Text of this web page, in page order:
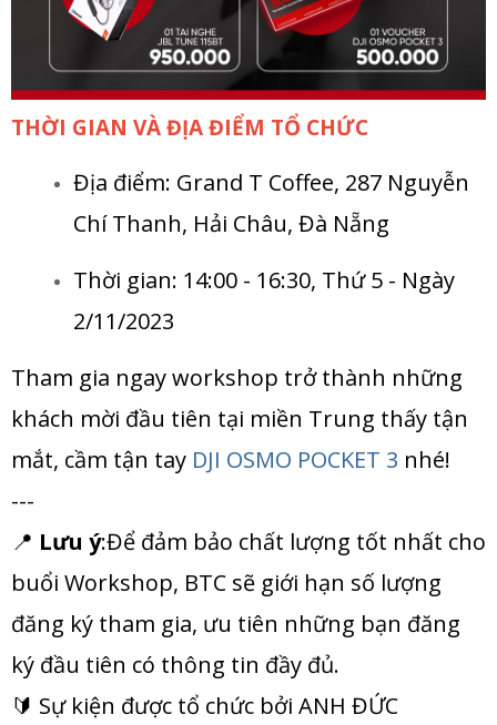
THỜI GIAN VÀ ĐỊA ĐIỂM TỔ CHỨC
Địa điểm: Grand T Coffee, 287 Nguyễn
Chí Thanh, Hải Châu, Đà Nẵng
Thời gian: 14:00 - 16:30, Thứ 5 - Ngày
2/11/2023
Tham gia ngay workshop trở thành những
khách mời đầu tiên tại miền Trung thấy tận
mắt, cầm tận tay DJI OSMO POCKET 3 nhé!
---
📍 Lưu ý:Để đảm bảo chất lượng tốt nhất cho
buổi Workshop, BTC sẽ giới hạn số lượng
đăng ký tham gia, ưu tiên những bạn đăng
ký đầu tiên có thông tin đầy đủ.
🔰 Sự kiện được tổ chức bởi ANH ĐỨC